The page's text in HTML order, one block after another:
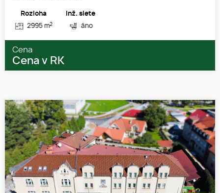
Rozloha
2995 m2
Inž. siete
áno
Cena
Cena v RK